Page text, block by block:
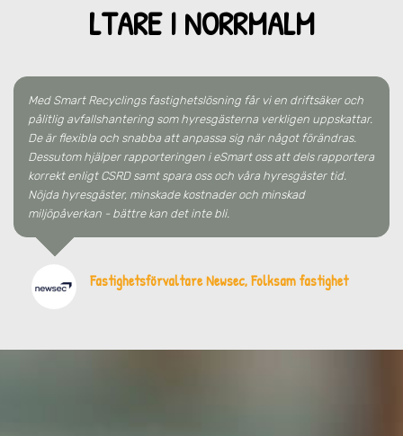
LTARE I NORRMALM
Med Smart Recyclings fastighetslösning får vi en driftsäker och
pålitlig avfallshantering som hyresgästerna verkligen uppskattar.
De är flexibla och snabba att anpassa sig när något förändras.
Dessutom hjälper rapporteringen i eSmart oss att dels rapportera
korrekt enligt CSRD samt spara oss och våra hyresgäster tid.
Nöjda hyresgäster, minskade kostnader och minskad
miljöpåverkan - bättre kan det inte bli.
Fastighetsförvaltare Newsec, Folksam fastighet